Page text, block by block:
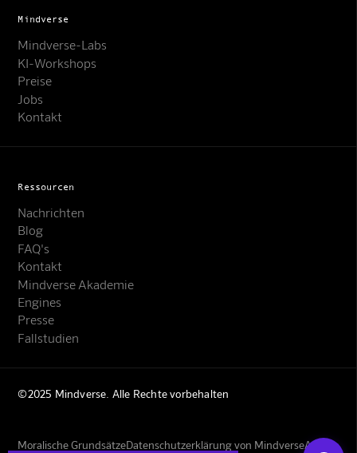
Online · KI-Assistent
Mindverse
Mindverse
Mindverse-Labs
KI-Workshops
Preise
Jobs
Kontakt
Ressourcen
Nachrichten
Blog
FAQ's
Kontakt
Mindverse Akademie
Engines
Presse
Fallstudien
©2025 Mindverse. Alle Rechte vorbehalten
Moralische GrundsätzeDatenschutzerklärung von MindverseAGBs